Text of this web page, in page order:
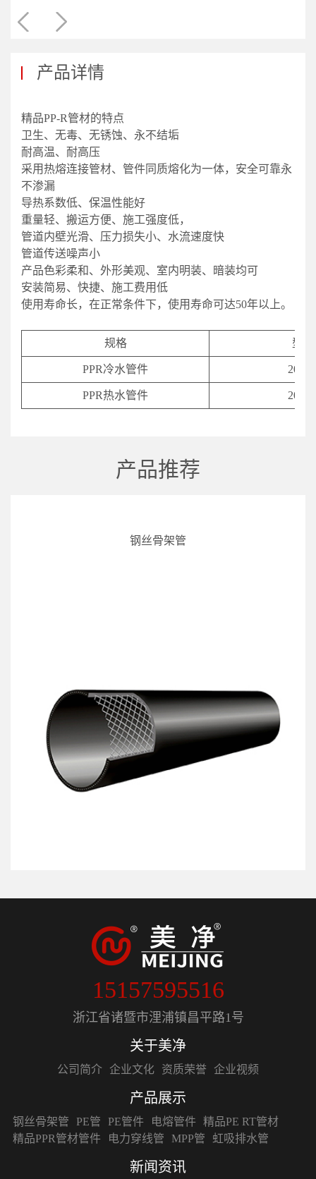
产品详情
精品PP-R管材的特点
卫生、无毒、无锈蚀、永不结垢
耐高温、耐高压
采用热熔连接管材、管件同质熔化为一体，安全可靠永
不渗漏
导热系数低、保温性能好
重量轻、搬运方便、施工强度低，
管道内壁光滑、压力损失小、水流速度快
管道传送噪声小
产品色彩柔和、外形美观、室内明装、暗装均可
安装简易、快捷、施工费用低
使用寿命长，在正常条件下，使用寿命可达50年以上。
规格 型号
PPR冷水管件 20-
PPR热水管件 20-
产品推荐
钢丝骨架管
15157595516
浙江省诸暨市浬浦镇昌平路1号
关于美净
公司简介 企业文化 资质荣誉 企业视频
产品展示
钢丝骨架管 PE管 PE管件 电熔管件 精品PE RT管材
精品PPR管材管件
电力穿线管 MPP管 虹吸排水管
新闻资讯